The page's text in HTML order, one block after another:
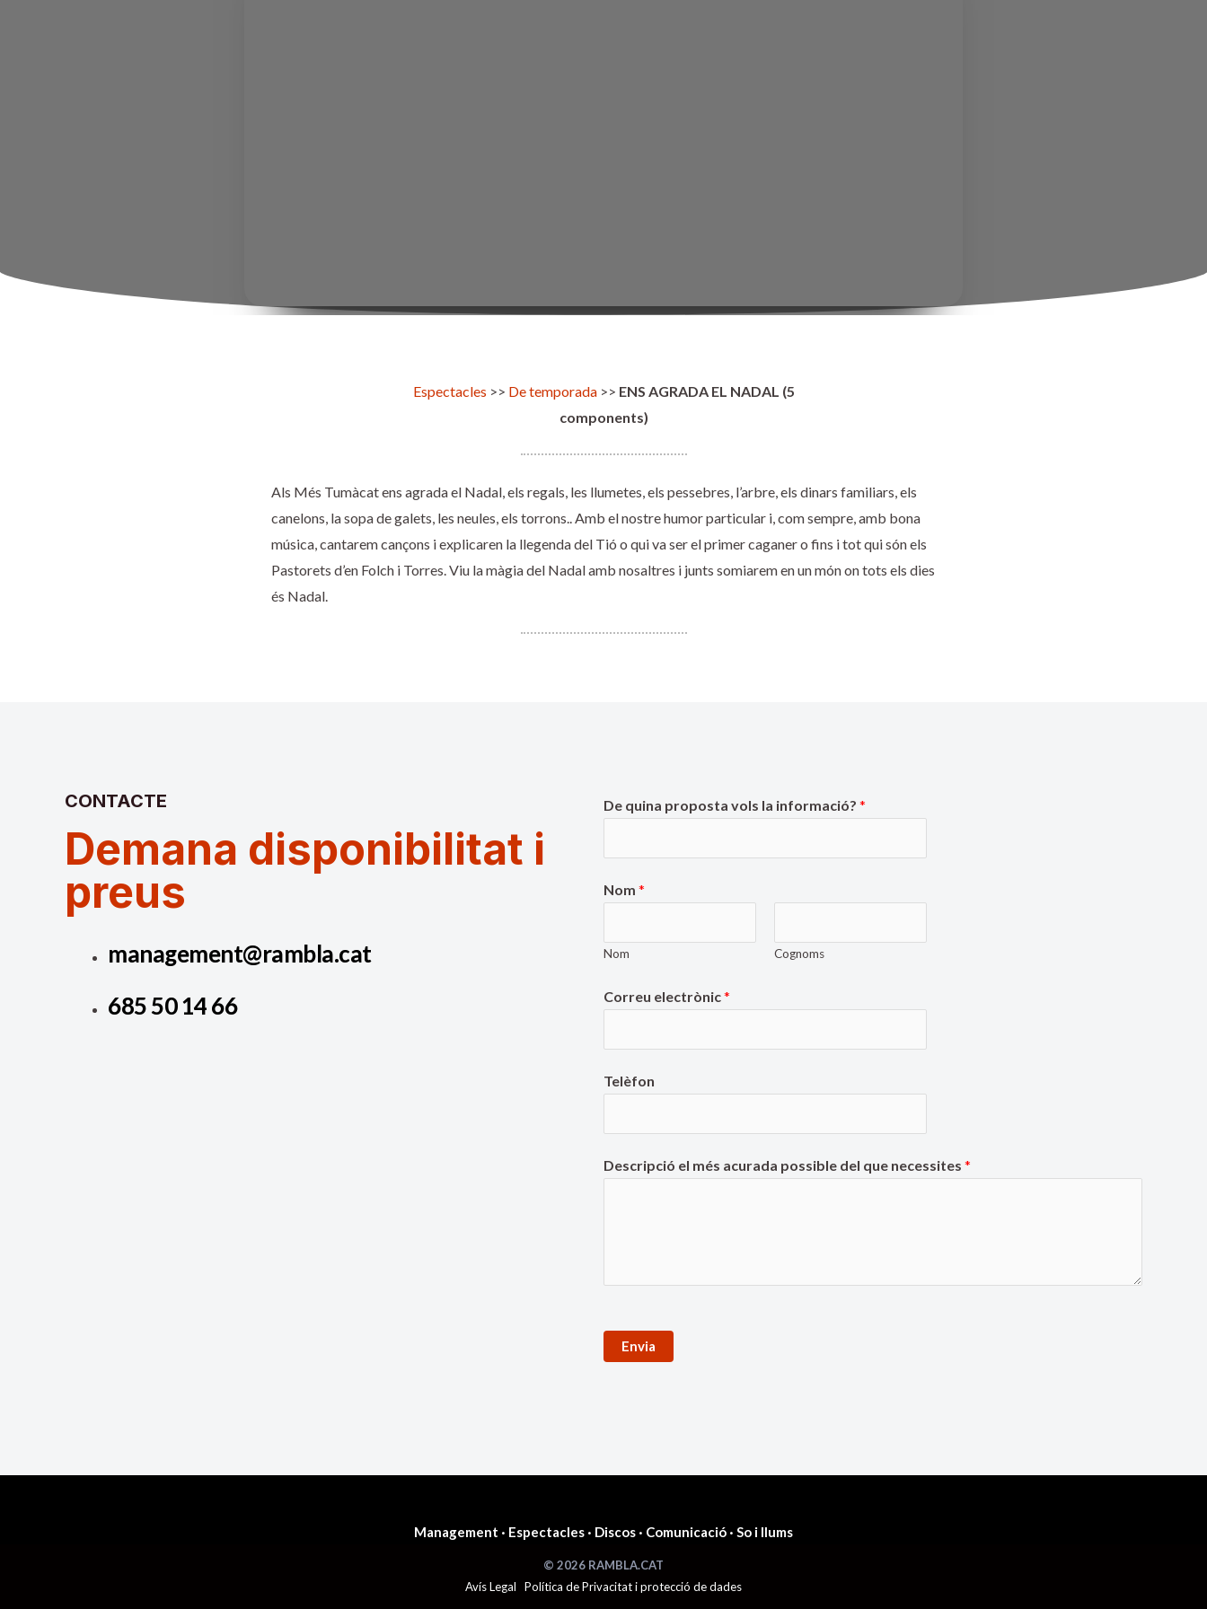
Espectacles >> De temporada>> ENS AGRADA EL NADAL (5
components)
Als Més Tumàcat ens agrada el Nadal, els regals, les llumetes, els pessebres, l’arbre, els dinars familiars, els
canelons, la sopa de galets, les neules, els torrons.. Amb el nostre humor particular i, com sempre, amb bona
música, cantarem cançons i explicaren la llegenda del Tió o qui va ser el primer caganer o fins i tot qui són els
Pastorets d’en Folch i Torres. Viu la màgia del Nadal amb nosaltres i junts somiarem en un món on tots els dies
és Nadal.
CONTACTE
Demana disponibilitat i
preus
management@rambla.cat
685 50 14 66
De quina proposta vols la informació? *
Nom *
Nom Cognoms
Correu electrònic*
Telèfon
Descripció el més acurada possible del que necessites *
Envia
Management · Espectacles · Discos · Comunicació · So i llums
© 2026 RAMBLA.CAT
Avís Legal
Política de Privacitat i protecció de dades